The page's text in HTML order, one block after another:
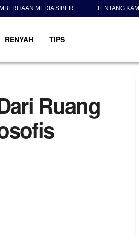
MEDIA SIBER TENTANG KAMI
RENYAH TIPS
Ruang